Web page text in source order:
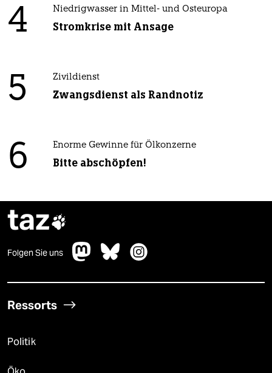
4 Niedrigwasser in Mittel- und Osteuropa
Stromkrise mit Ansage
5 Zivildienst
Zwangsdienst als Randnotiz
6 Enorme Gewinne für Ölkonzerne
Bitte abschöpfen!
taz
Folgen Sie uns
Ressorts
Politik